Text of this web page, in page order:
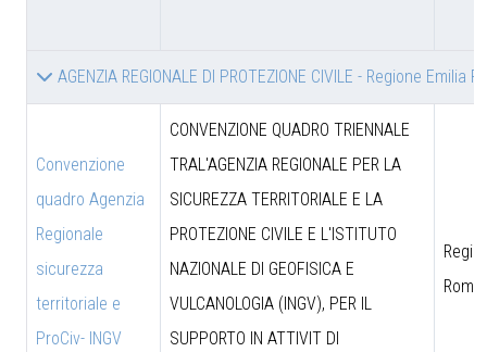
AGENZIA REGIONALE DI PROTEZIONE CIVILE - Regione Emilia
Convenzione
quadro Agenzia
Regionale
sicurezza
territoriale e
ProCiv- INGV
CONVENZIONE QUADRO TRIENNALE
TRAL'AGENZIA REGIONALE PER LA
SICUREZZA TERRITORIALE E LA
PROTEZIONE CIVILE E L'ISTITUTO
NAZIONALE DI GEOFISICA E
VULCANOLOGIA (INGV), PER IL
SUPPORTO IN ATTIVIT DI